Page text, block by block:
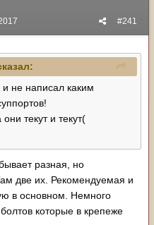
#241
не написал каким
текут и текут(
разная, но
две их. Рекомендуемая и
в основном. Немного
которые в крепеже